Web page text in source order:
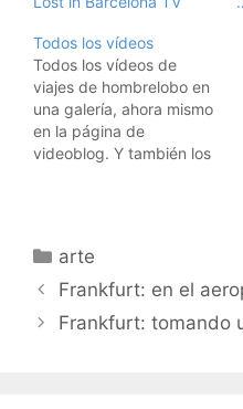
Todos los vídeos
Todos los vídeos de
viajes de hombrelobo en
una galería, ahora mismo
en la página de
videoblog. Y también los
guste. [tubepress]
Categorías
arte
Frankfurt: en el
Frankfurt: tomando